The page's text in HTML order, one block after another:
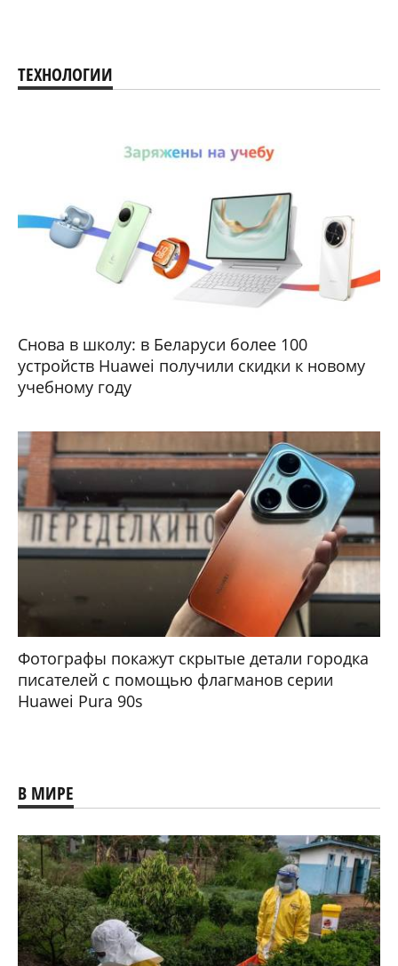
ТЕХНОЛОГИИ
Снова в школу: в Беларуси более 100
устройств Huawei получили скидки к новому
учебному году
Фотографы покажут скрытые детали городка
писателей с помощью флагманов серии
Huawei Pura 90s
В МИРЕ